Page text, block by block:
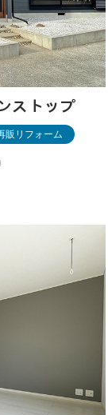
ストップ
販リフォーム
after 物件情
床面積86.16
住…